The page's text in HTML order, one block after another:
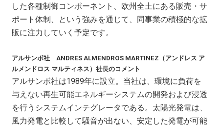
した各種制御コンポーネント、欧州全土にある販売・サ
ポート体制、という強みを通じて、同事業の積極的な拡
販に注力していく予定です。
アルサンボ社 ANDRES ALMENDROS MARTINEZ（アンドレス ア
ルメンドロス マルティネス）社長のコメント
アルサンボ社は1989年に設立。当社は、環境に負荷を
与えない再生可能エネルギーシステムの開発および浸透
を行うシステムインテグレータである。太陽光発電は、
風力発電と比較して騒音が出ない、安定した発電が可能